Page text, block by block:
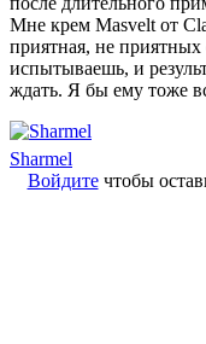
Мне крем Masvelt от
приятная, не
испытываешь, и
ждать. Я бы ему тоже
Sharmel
Войдитечтобы